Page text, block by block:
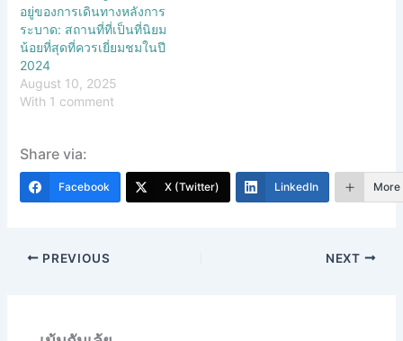
อยู่ของการเดินทางหลังการ
ระบาด: สถานที่ที่เป็นที่นิยม
น้อยที่สุดที่ควรเยี่ยมชมในปี
2024
August 10, 2025
With 1 comment
Share via:
Facebook X (Twitter) LinkedIn More
PREVIOUS NEXT